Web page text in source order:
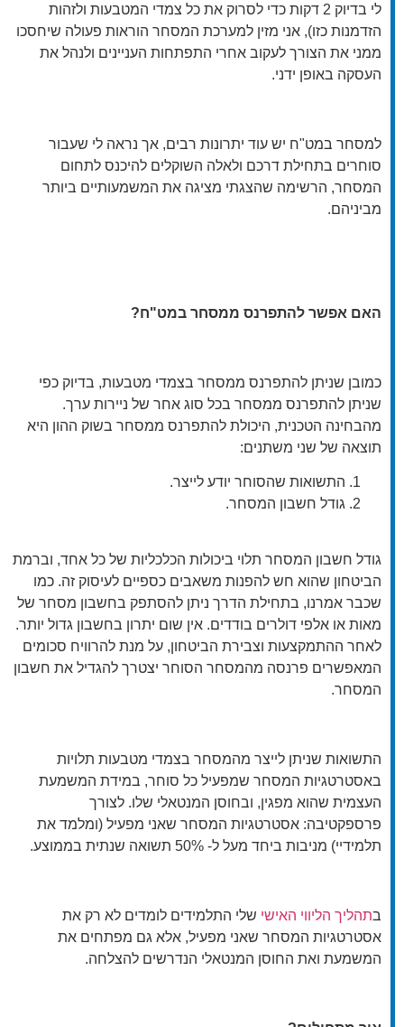
לי בדיוק 2 דקות כדי לסרוק את כל צמדי המטבעות ולזהות
הזדמנות כזו), אני מזין למערכת המסחר הוראות פעולה שיחסכו
ממני את הצורך לעקוב אחרי התפתחות העניינים ולנהל את
העסקה באופן ידני.
למסחר במט"ח יש עוד יתרונות רבים, אך נראה לי שעבור
סוחרים בתחילת דרכם ולאלה השוקלים להיכנס לתחום
המסחר, הרשימה שהצגתי מציגה את המשמעותיים ביותר
מביניהם.
האם אפשר להתפרנס ממסחר במט"ח?
כמובן שניתן להתפרנס ממסחר בצמדי מטבעות, בדיוק כפי
שניתן להתפרנס ממסחר בכל סוג אחר של ניירות ערך.
מהבחינה הטכנית, היכולת להתפרנס ממסחר בשוק ההון היא
תוצאה של שני משתנים:
התשואות שהסוחר יודע לייצר.
גודל חשבון המסחר.
גודל חשבון המסחר תלוי ביכולות הכלכליות של כל אחד, וברמת
הביטחון שהוא חש להפנות משאבים כספיים לעיסוק זה. כמו
שכבר אמרנו, בתחילת הדרך ניתן להסתפק בחשבון מסחר של
מאות או אלפי דולרים בודדים. אין שום יתרון בחשבון גדול יותר.
לאחר ההתמקצעות וצבירת הביטחון, על מנת להרוויח סכומים
המאפשרים פרנסה מהמסחר הסוחר יצטרך להגדיל את חשבון
המסחר.
התשואות שניתן לייצר מהמסחר בצמדי מטבעות תלויות
באסטרטגיות המסחר שמפעיל כל סוחר, במידת המשמעת
העצמית שהוא מפגין, ובחוסן המנטאלי שלו. לצורך
פרספקטיבה: אסטרטגיות המסחר שאני מפעיל (ומלמד את
תלמידיי) מניבות ביחד מעל ל- 50% תשואה שנתית בממוצע.
בתהליך הליווי האישי שלי התלמידים לומדים לא רק את
אסטרטגיות המסחר שאני מפעיל, אלא גם מפתחים את
המשמעת ואת החוסן המנטאלי הנדרשים להצלחה.